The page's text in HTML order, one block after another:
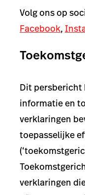
Volg ons op
Facebook,
Dit
informatie en
verklaringen
toepasselijke
verklaringen